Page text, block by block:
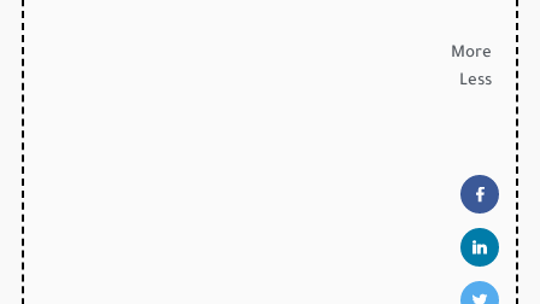
More
Less